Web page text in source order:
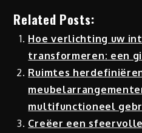
Related Posts:
Hoe verlichting uw
transformeren: een
Ruimtes
multifunctioneel
Creëer een